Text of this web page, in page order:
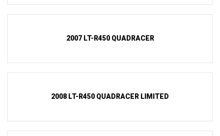
2007 LT-R450 QUADRACER
2008 LT-R450 QUADRACER LIMITED